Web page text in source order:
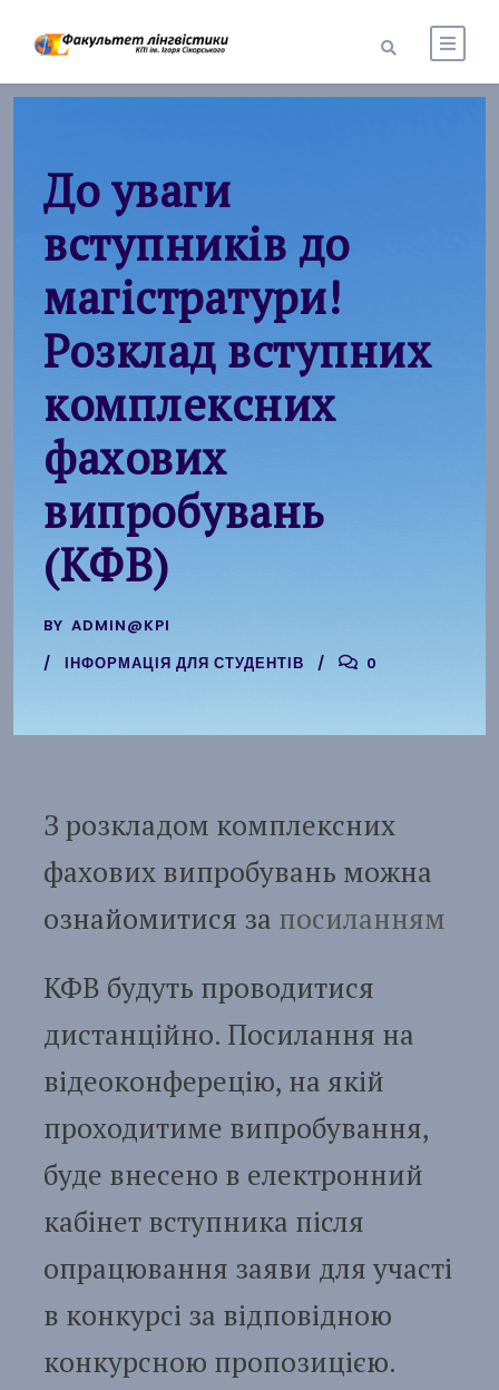
До уваги
вступників до
магістратури!
Розклад вступних
комплексних
фахових
випробувань
(КФВ)
BY ADMIN@KPI
ІНФОРМАЦІЯ ДЛЯ СТУДЕНТІВ
0
З розкладом комплексних
фахових випробувань можна
ознайомитися за посиланням
КФВ будуть проводитися
дистанційно. Посилання на
відеоконферецію, на якій
проходитиме випробування,
буде внесено в електронний
кабінет вступника після
опрацювання заяви для участі
в конкурсі за відповідною
конкурсною пропозицією.